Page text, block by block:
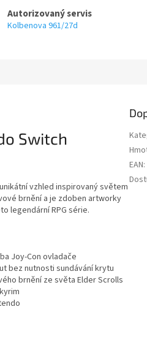
Autorizovaný servis
Kolbenova 961/27d
Switch
vzhled inspirovaný světem
brnění a je zdoben artworky
legendární RPG série.
Joy-Con ovladače
bez nutnosti sundávání krytu
brnění ze světa Elder Scrolls
EAN: